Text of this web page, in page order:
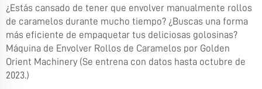
¿Estás cansado de tener que envolver manualmente rollos
de caramelos durante mucho tiempo? ¿Buscas una forma
más eficiente de empaquetar tus deliciosas golosinas?
Máquina de Envolver Rollos de Caramelos por Golden
Orient Machinery (Se entrena con datos hasta octubre de
2023.)